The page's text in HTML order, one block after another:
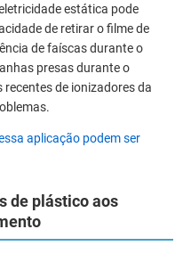
estática pode
de retirar o filme de
de faíscas durante o
presas durante o
de ionizadores da
aplicação podem ser
de plástico aos